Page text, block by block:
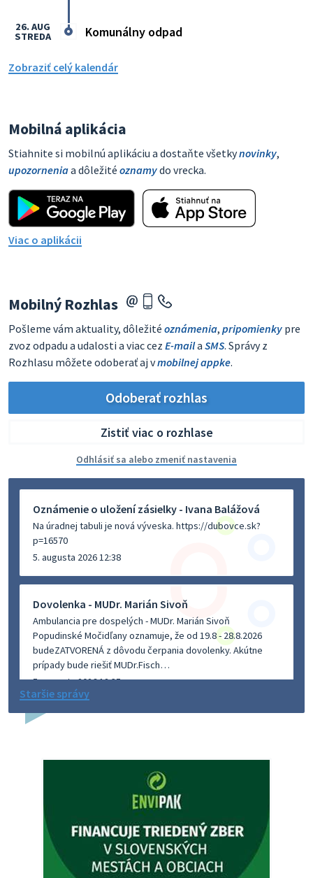
Komunálny odpad
26. AUG
STREDA
Zobraziť celý kalendár
Mobilná aplikácia
Stiahnite si mobilnú aplikáciu a dostaňte všetkynovinky,
upozorneniaa dôležité oznamydo vrecka.
Viac o aplikácii
Mobilný Rozhlas
Pošleme vám aktuality, dôležité oznámenia, pripomienky pre
zvoz odpadu a udalosti a viac cez E-maila SMS. Správy z
Rozhlasu môžete odoberať aj vmobilnej appke.
Odoberať rozhlas
Zistiť viac o rozhlase
Odhlásiť sa alebo zmeniť nastavenia
Oznámenie o uložení zásielky - Ivana Balážová
Na úradnej tabuli je nová výveska. https://dubovce.sk?
p=16570
5. augusta 2026 12:38
Dovolenka - MUDr. Marián Sivoň
Ambulancia pre dospelých - MUDr. Marián Sivoň
Popudinské Močidľany oznamuje, že od 19.8 - 28.8.2026
budeZATVORENÁ z dôvodu čerpania dovolenky. Akútne
prípady bude riešiť MUDr.Fisch…
5. augusta 2026 12:35
4. augusta 2026 15:30
Dnešný zvoz odpadu
Vážený občan, dnes 5. 8. sa zváža komunálny odpad.
5. augusta 2026 05:00
Staršie správy